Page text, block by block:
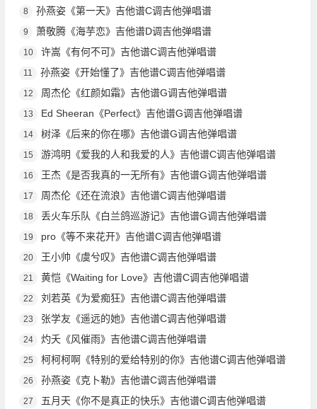
8 孙燕姿《第一天》吉他谱C调吉他弹唱谱
9 萧敬腾《海芋恋》吉他谱D调吉他弹唱谱
10 许嵩《有何不可》吉他谱C调吉他弹唱谱
11 孙燕姿《开始懂了》吉他谱C调吉他弹唱谱
12 周杰伦《红颜如霜》吉他谱G调吉他弹唱谱
13 Ed Sheeran《Perfect》吉他谱G调吉他弹唱谱
14 树泽《后来的你在哪》吉他谱G调吉他弹唱谱
15 游鸿明《爱我的人和我爱的人》吉他谱C调吉他弹唱谱
16 王杰《是否我真的一无所有》吉他谱G调吉他弹唱谱
17 周杰伦《还在流浪》吉他谱C调吉他弹唱谱
18 丢火车乐队《白兰鸽巡游记》吉他谱G调吉他弹唱谱
19 pro《等不来花开》吉他谱C调吉他弹唱谱
20 王小帅《虞兮叹》吉他谱C调吉他弹唱谱
21 黄恺《Waiting for Love》吉他谱C调吉他弹唱谱
22 刘若英《为爱痴狂》吉他谱C调吉他弹唱谱
23 张学友《遥远的她》吉他谱C调吉他弹唱谱
24 灼夭《风催雨》吉他谱C调吉他弹唱谱
25 柯柯柯啊《特别的爱给特别的你》吉他谱C调吉他弹唱谱
26 孙燕姿《克卜勒》吉他谱C调吉他弹唱谱
27 五月天《你不是真正的快乐》吉他谱C调吉他弹唱谱